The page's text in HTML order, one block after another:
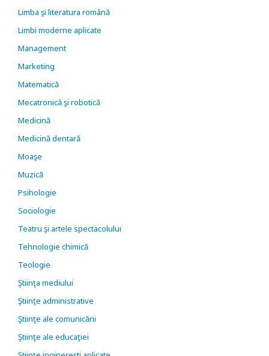
Limba şi literatura română
Limbi moderne aplicate
Management
Marketing
Matematică
Mecatronică şi robotică
Medicină
Medicină dentară
Moaşe
Muzică
Psihologie
Sociologie
Teatru şi artele spectacolului
Tehnologie chimică
Teologie
Ştiinţa mediului
Ştiinţe administrative
Ştiinţe ale comunicării
Ştiinţe ale educaţiei